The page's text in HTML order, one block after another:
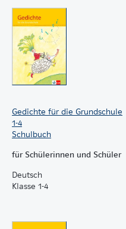
Gedichte für die Grundschule
1-4
Schulbuch
für Schülerinnen und Schüler
Deutsch
Klasse 1-4